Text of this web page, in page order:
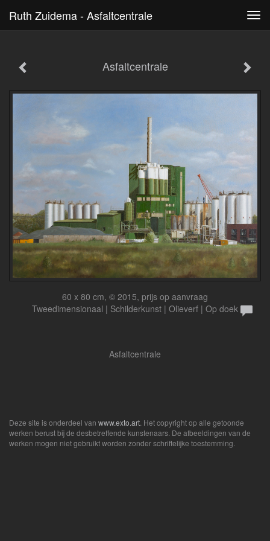
Ruth Zuidema - Asfaltcentrale
Asfaltcentrale
60 x 80 cm, © 2015, prijs op aanvraag
Tweedimensionaal | Schilderkunst | Olieverf | Op doek
Asfaltcentrale
Deze site is onderdeel van www.exto.art . Het copyright op alle getoonde
werken berust bij de desbetreffende kunstenaars. De afbeeldingen van de
werken mogen niet gebruikt worden zonder schriftelijke toestemming.